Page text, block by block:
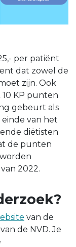
per patiënt
dat zowel de
zijn. Ook
KP punten
gebeurt als
van het
diëtisten
de punten
2022.
van de
van de NVD. Je